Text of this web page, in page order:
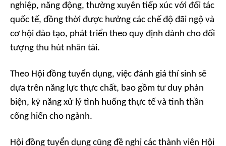
nghiệp, năng động, thường xuyên tiếp xúc với đối tác
quốc tế, đồng thời được hưởng các chế độ đãi ngộ và
cơ hội đào tạo, phát triển theo quy định dành cho đối
tượng thu hút nhân tài.
Theo Hội đồng tuyển dụng, việc đánh giá thí sinh sẽ
dựa trên năng lực thực chất, bao gồm tư duy phản
biện, kỹ năng xử lý tình huống thực tế và tinh thần
cống hiến cho ngành.
Hội đồng tuyển dụng cũng đề nghị các thành viên Hội